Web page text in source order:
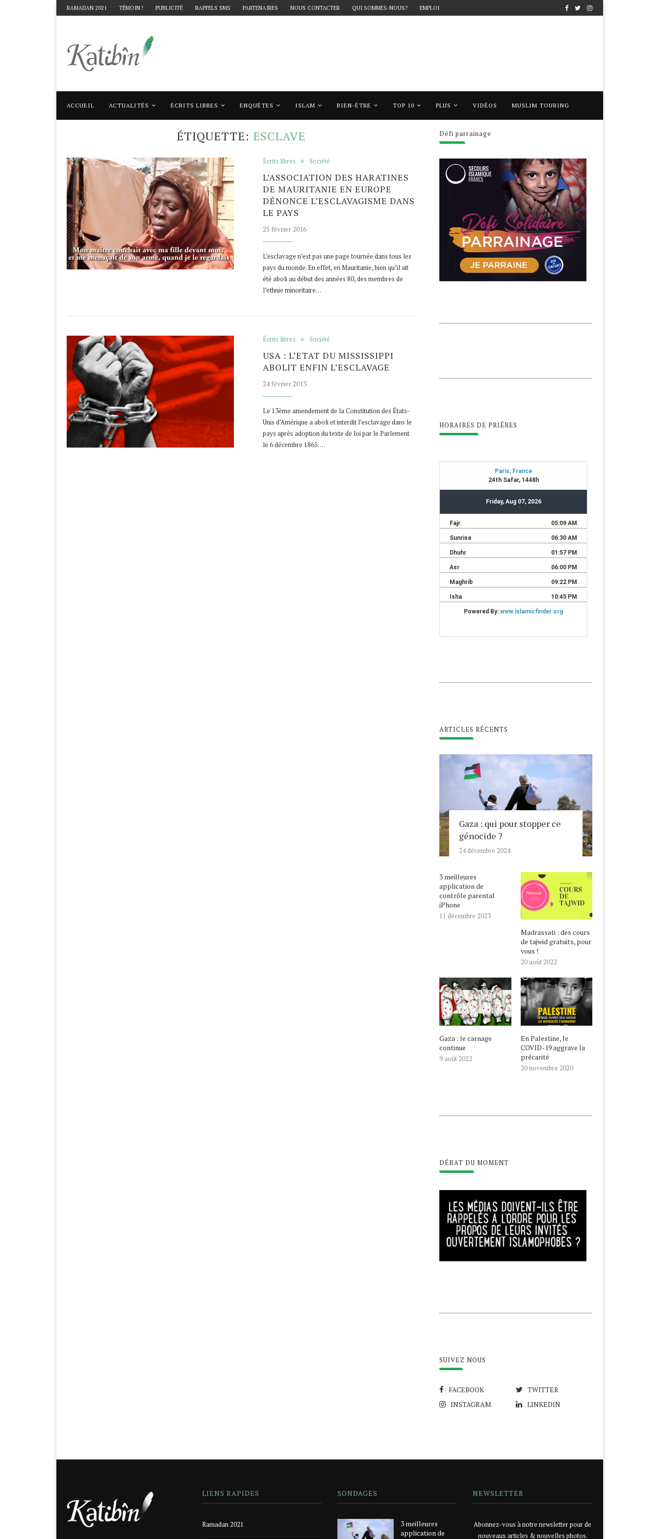
RAMADAN 2021 TÉMOIN ! PUBLICITÉ RAPPELS SMS PARTENAIRES NOUS CONTACTER QUI SOMMES-NOUS? EMPLOI
ACCUEIL ACTUALITÉS ÉCRITS LIBRES ENQUÊTES ISLAM BIEN-ÊTRE TOP 10 PLUS VIDÉOS MUSLIM TOURING
Accueil Mots clés Articles taggés avec "esclave"
ÉTIQUETTE: ESCLAVE
Écrits libres Société
L’ASSOCIATION DES HARATINES
DE MAURITANIE EN EUROPE
DÉNONCE L’ESCLAVAGISME DANS
LE PAYS
25 février 2016
L’esclavage n’est pas une page tournée dans tous les
pays du monde. En effet, en Mauritanie, bien qu’il ait
été aboli au début des années 80, des membres de
l’ethnie minoritaire…
Écrits libres Société
USA : L’ETAT DU MISSISSIPPI
ABOLIT ENFIN L’ESCLAVAGE
24 février 2013
Le 13ème amendement de la Constitution des États-
Unis d’Amérique a aboli et interdit l’esclavage dans le
pays après adoption du texte de loi par le Parlement
le 6 décembre 1865. …
Défi parrainage
HORAIRES DE PRIÊRES
ARTICLES RÉCENTS
Gaza : qui pour stopper ce
génocide ?
24 décembre 2024
3 meilleures
application de
contrôle parental
iPhone
11 décembre 2023
Madrassati : des cours
de tajwid gratuits, pour
vous !
20 août 2022
Gaza : le carnage
continue
9 août 2022
En Palestine, le
COVID-19 aggrave la
précarité
20 novembre 2020
DÉBAT DU MOMENT
SUIVEZ NOUS
FACEBOOK
TWITTER
INSTAGRAM
LINKEDIN
LIENS RAPIDES
Ramadan 2021
SONDAGES
3 meilleures
application de
NEWSLETTER
Abonnez-vous à notre newsletter pour de
nouveaux articles & nouvelles photos.